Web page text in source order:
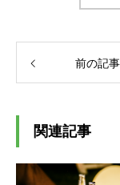
前の記事
関連記事